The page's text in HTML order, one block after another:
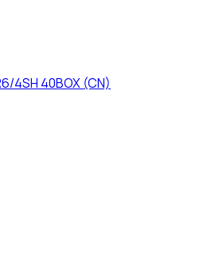
4SH 40BOX (CN)